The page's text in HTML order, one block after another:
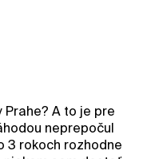
Prahe? A to je pre
neprepočul
3 rokoch rozhodne